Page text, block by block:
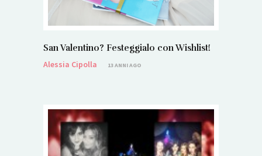
San Valentino? Festeggialo con Wishlist!
Alessia Cipolla
13 ANNI AGO